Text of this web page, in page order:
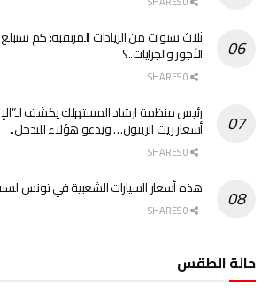
ثلاث سنوات من الزيادات المرتقبة: كم
الأجور والجرايات..؟
رئيس منظمة ارشاد المستهلك يكشف
أسعار زيت الزيتون… ويدعو هؤلاء للتدخل..
هذه أسعار السيارات الشعبية في تونس لسنة
حالة الطقس